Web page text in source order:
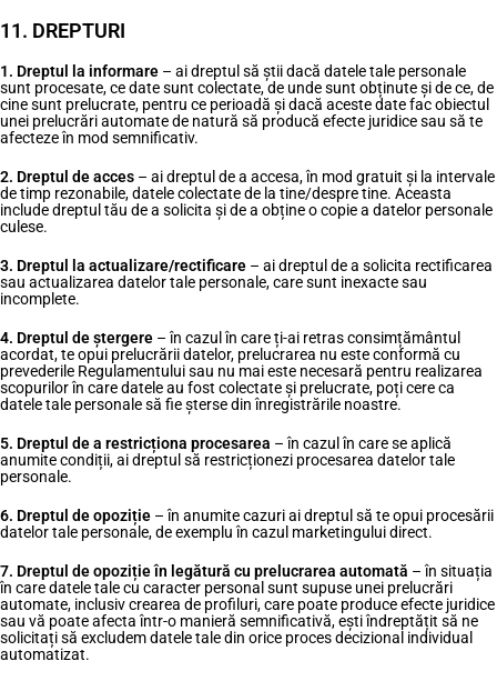
11. DREPTURI
1. Dreptul la informare – ai dreptul să știi dacă datele tale personale
sunt procesate, ce date sunt colectate, de unde sunt obținute și de ce, de
cine sunt prelucrate, pentru ce perioadă și dacă aceste date fac obiectul
unei prelucrări automate de natură să producă efecte juridice sau să te
afecteze în mod semnificativ.
2. Dreptul de acces – ai dreptul de a accesa, în mod gratuit și la intervale
de timp rezonabile, datele colectate de la tine/despre tine. Aceasta
include dreptul tău de a solicita și de a obține o copie a datelor personale
culese.
3. Dreptul la actualizare/rectificare – ai dreptul de a solicita rectificarea
sau actualizarea datelor tale personale, care sunt inexacte sau
incomplete.
4. Dreptul de ștergere – în cazul în care ți-ai retras consimțământul
acordat, te opui prelucrării datelor, prelucrarea nu este conformă cu
prevederile Regulamentului sau nu mai este necesară pentru realizarea
scopurilor în care datele au fost colectate și prelucrate, poți cere ca
datele tale personale să fie șterse din înregistrările noastre.
5. Dreptul de a restricționa procesarea – în cazul în care se aplică
anumite condiții, ai dreptul să restricționezi procesarea datelor tale
personale.
6. Dreptul de opoziție – în anumite cazuri ai dreptul să te opui procesării
datelor tale personale, de exemplu în cazul marketingului direct.
7. Dreptul de opoziție în legătură cu prelucrarea automată – în situația
în care datele tale cu caracter personal sunt supuse unei prelucrări
automate, inclusiv crearea de profiluri, care poate produce efecte juridice
sau vă poate afecta într-o manieră semnificativă, ești îndreptățit să ne
solicitați să excludem datele tale din orice proces decizional individual
automatizat.